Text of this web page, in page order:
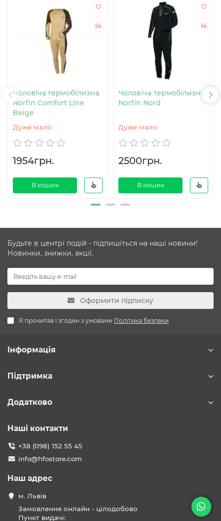
Чоловіча термобілизна
Norfin Comfort Line
Beige
Дуже мало
1954грн.
В кошик
Чоловіча термобілизна
Norfin Nord
Дуже мало
2500грн.
В кошик
Будьте в центрі подій - підпишіться на наші новини!
Новинки, знижки, акції.
Оформити підписку
Я прочитав і згоден з умовами Політика безпеки
Інформація
Підтримка
Додатково
Наші контакти
+38 (098) 152 55 45
info@hfostore.com
Наш адрес
м. Львів
Замовлення онлайн - цілодобово
Пункт видачі: